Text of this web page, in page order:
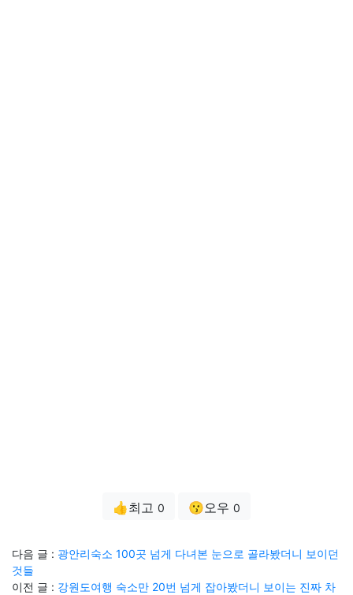
👍최고 0 😗오우 0
다음 글 : 광안리숙소 100곳 넘게 다녀본 눈으로 골라봤더니 보이던
것들
이전 글 : 강원도여행 숙소만 20번 넘게 잡아봤더니 보이는 진짜 차